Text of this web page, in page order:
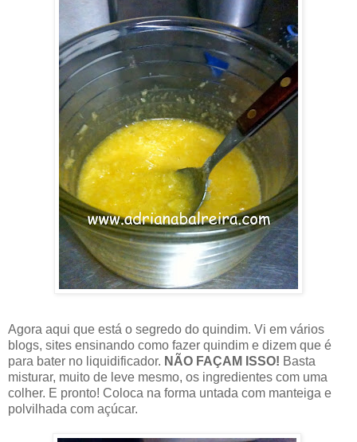
Agora aqui que está o segredo do quindim. Vi em vários
blogs, sites ensinando como fazer quindim e dizem que é
para bater no liquidificador. NÃO FAÇAM ISSO! Basta
misturar, muito de leve mesmo, os ingredientes com uma
colher. E pronto! Coloca na forma untada com manteiga e
polvilhada com açúcar.